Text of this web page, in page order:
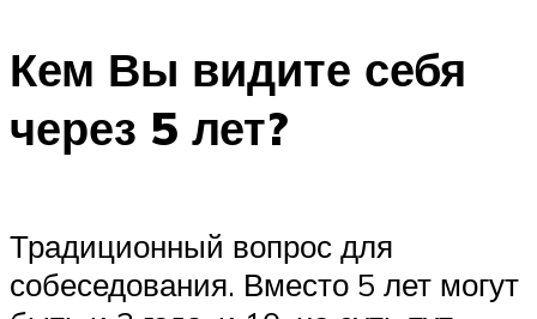
Кем Вы видите себя
через 5 лет?
Традиционный вопрос для
собеседования. Вместо 5 лет могут